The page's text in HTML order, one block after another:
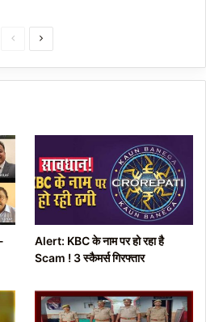
e
u
p
e
x
g
e
Alert: KBC के नाम पर हो रहा है
Scam ! 3 स्कैमर्स गिरफ्तार